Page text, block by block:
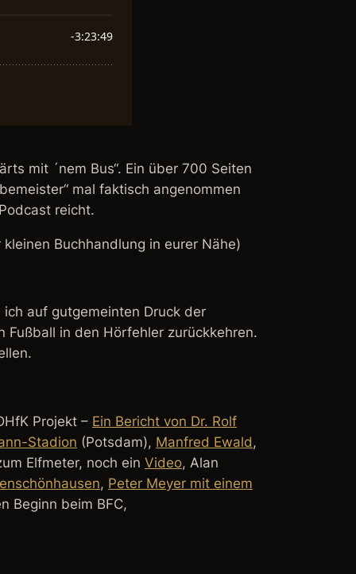
mit ´nem Bus“. Ein über 700 Seiten
mal faktisch angenommen
reicht.
Buchhandlung in eurer Nähe)
auf gutgemeinten Druck der
in den Hörfehler zurückkehren.
Projekt – Ein Bericht von Dr. Rolf
Stadion (Potsdam), Manfred Ewald ,
Elfmeter, noch ein Video, Alan
, Peter Meyer mit einem
Beginn beim BFC,